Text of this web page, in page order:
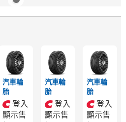
汽車輪
胎
登入
顯示售
汽車輪
胎
登入
顯示售
汽車輪
胎
登入
顯示售